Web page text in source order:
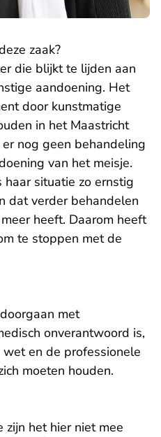
zaak?
die blijkt te lijden aan
aandoening. Het
door kunstmatige
in het Maastricht
nog geen behandeling
van het meisje.
haar situatie zo ernstig
dat verder behandelen
heeft. Daarom heeft
te stoppen met de
met
onverantwoord is,
en de professionele
moeten houden.
zijn het hier niet mee